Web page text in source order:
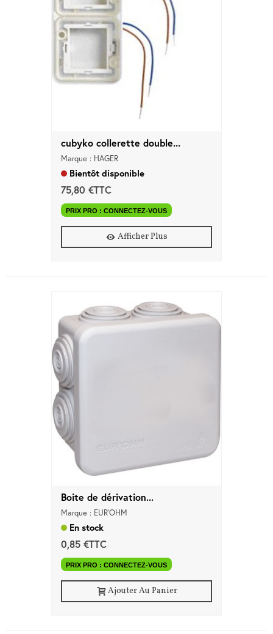
cubyko collerette double...
Marque : HAGER
Bientôt disponible
75,80 €TTC
PRIX PRO : CONNECTEZ-VOUS
Afficher Plus
Boite de dérivation...
Marque : EUR'OHM
En stock
0,85 €TTC
PRIX PRO : CONNECTEZ-VOUS
Ajouter Au Panier